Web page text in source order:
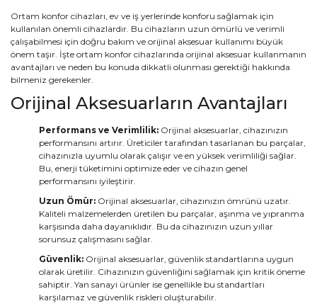
Ortam konfor cihazları, ev ve iş yerlerinde konforu sağlamak için
kullanılan önemli cihazlardır. Bu cihazların uzun ömürlü ve verimli
çalışabilmesi için doğru bakım ve orijinal aksesuar kullanımı büyük
önem taşır. İşte ortam konfor cihazlarında orijinal aksesuar kullanmanın
avantajları ve neden bu konuda dikkatli olunması gerektiği hakkında
bilmeniz gerekenler.
Orijinal Aksesuarların Avantajları
Performans ve Verimlilik: Orijinal aksesuarlar, cihazınızın
performansını artırır. Üreticiler tarafından tasarlanan bu parçalar,
cihazınızla uyumlu olarak çalışır ve en yüksek verimliliği sağlar.
Bu, enerji tüketimini optimize eder ve cihazın genel
performansını iyileştirir.
Uzun Ömür: Orijinal aksesuarlar, cihazınızın ömrünü uzatır.
Kaliteli malzemelerden üretilen bu parçalar, aşınma ve yıpranma
karşısında daha dayanıklıdır. Bu da cihazınızın uzun yıllar
sorunsuz çalışmasını sağlar.
Güvenlik: Orijinal aksesuarlar, güvenlik standartlarına uygun
olarak üretilir. Cihazınızın güvenliğini sağlamak için kritik öneme
sahiptir. Yan sanayi ürünler ise genellikle bu standartları
karşılamaz ve güvenlik riskleri oluşturabilir.